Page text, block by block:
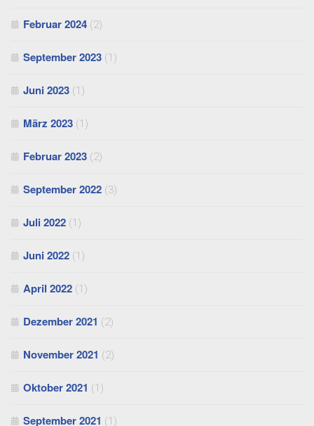
Februar 2024 (2)
September 2023 (1)
Juni 2023 (1)
März 2023 (1)
Februar 2023 (2)
September 2022 (3)
Juli 2022 (1)
Juni 2022 (1)
April 2022 (1)
Dezember 2021 (2)
November 2021 (2)
Oktober 2021 (1)
September 2021 (1)